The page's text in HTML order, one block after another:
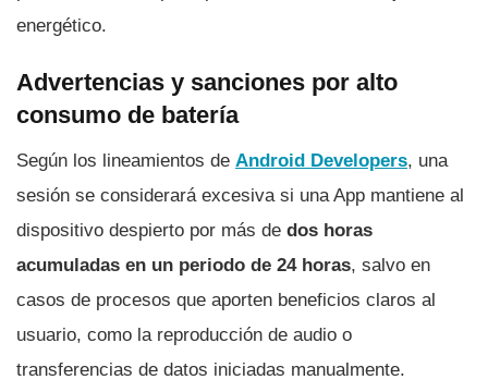
energético.
Advertencias y sanciones por alto
consumo de batería
Según los lineamientos de Android Developers, una
sesión se considerará excesiva si una App mantiene al
dispositivo despierto por más de dos horas
acumuladas en un periodo de 24 horas, salvo en
casos de procesos que aporten beneficios claros al
usuario, como la reproducción de audio o
transferencias de datos iniciadas manualmente.